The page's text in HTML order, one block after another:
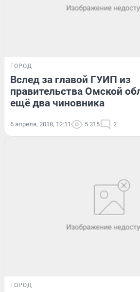
ГОРОД
Вслед за главой ГУИП из
правительства Омской
ещё два чиновника
6 апреля, 2018, 12:11 5 315 2
ГОРОД